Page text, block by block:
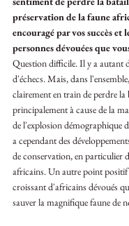
préservation de la faune
encouragé par vos succès et
personnes dévouées que
Question difficile. Il y a autant
d'échecs. Mais, dans
clairement en train de perdre la
principalement à cause de la
de l'explosion démographique
a cependant des
de conservation, en particulier
africains. Un autre point positif
croissant d'africains dévoués
sauver la magnifique faune de